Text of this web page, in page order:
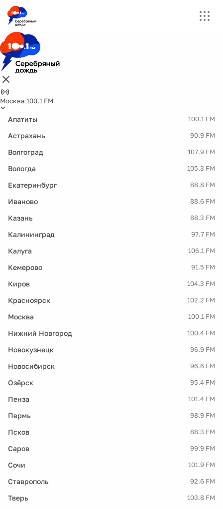
Москва 100.1 FM
Апатиты 100.1 FM
Астрахань 90.9 FM
Волгоград 107.9 FM
Вологда 105.3 FM
Екатеринбург 88.8 FM
Иваново 88.6 FM
Казань 88.3 FM
Калининград 97.7 FM
Калуга 106.1 FM
Кемерово 91.5 FM
Киров 104.3 FM
Красноярск 102.2 FM
Москва 100.1 FM
Нижний Новгород 100.4 FM
Новокузнецк 96.9 FM
Новосибирск 96.6 FM
Озёрск 95.4 FM
Пенза 101.4 FM
Пермь 98.9 FM
Псков 88.3 FM
Саров 99.9 FM
Сочи 101.9 FM
Ставрополь 92.6 FM
Тверь 103.8 FM